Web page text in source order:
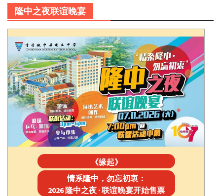
隆中之夜联谊晚宴
《缘起》
情系隆中，勿忘初衷：
2026 隆中之夜 · 联谊晚宴开始售票